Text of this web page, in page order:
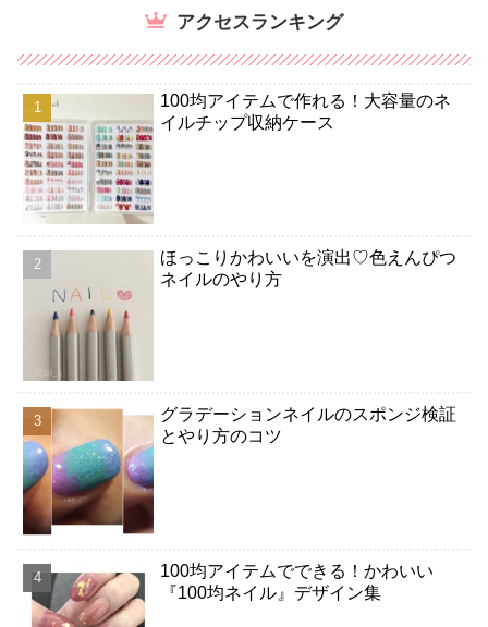
アクセスランキング
100均アイテムで作れる！大容量のネ
イルチップ収納ケース
ほっこりかわいいを演出♡色えんぴつ
ネイルのやり方
グラデーションネイルのスポンジ検証
とやり方のコツ
100均アイテムでできる！かわいい
『100均ネイル』デザイン集